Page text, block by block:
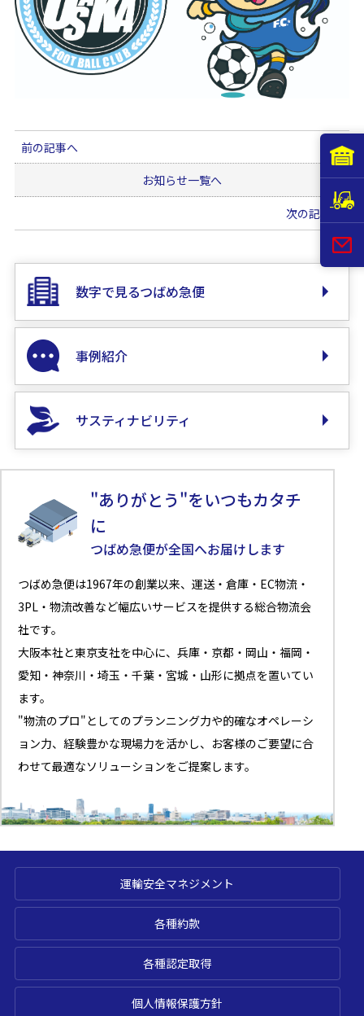
前の記事へ
お知らせ一覧へ
次の記事へ
数字で見るつばめ急便
事例紹介
サスティナビリティ
"ありがとう"をいつもカタチ
に
つばめ急便が全国へお届けします
つばめ急便は1967年の創業以来、運送・倉庫・EC物流・
3PL・物流改善など幅広いサービスを提供する総合物流会
社です。
大阪本社と東京支社を中心に、兵庫・京都・岡山・福岡・
愛知・神奈川・埼玉・千葉・宮城・山形に拠点を置いてい
ます。
"物流のプロ"としてのプランニング力や的確なオペレーシ
ョン力、経験豊かな現場力を活かし、お客様のご要望に合
わせて最適なソリューションをご提案します。
運輸安全マネジメント
各種約款
各種認定取得
個人情報保護方針